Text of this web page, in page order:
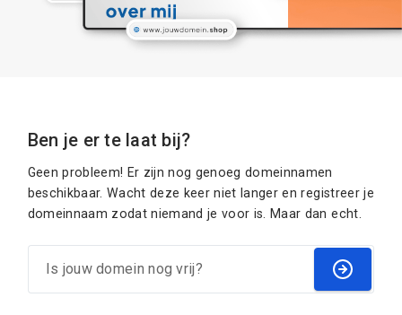
Ben je er te laat bij?
Geen probleem! Er zijn nog genoeg domeinnamen
beschikbaar. Wacht deze keer niet langer en registreer je
domeinnaam zodat niemand je voor is. Maar dan echt.